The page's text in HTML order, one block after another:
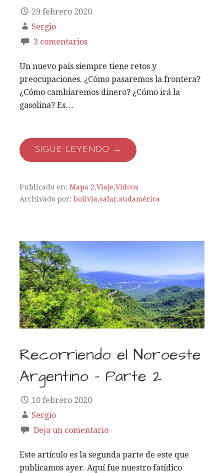
29 febrero 2020
Sergio
3 comentarios
Un nuevo país siempre tiene retos y
preocupaciones. ¿Cómo pasaremos la frontera?
¿Cómo cambiaremos dinero? ¿Cómo irá la
gasolina? Es…
SIGUE LEYENDO →
Publicado en: Mapa 2,Viaje,Videos
Archivado por: bolivia,salar,sudamérica
Recorriendo el Noroeste
Argentino – Parte 2
10 febrero 2020
Sergio
Deja un comentario
Este artículo es la segunda parte de este que
publicamos ayer. Aquí fue nuestro fatídico